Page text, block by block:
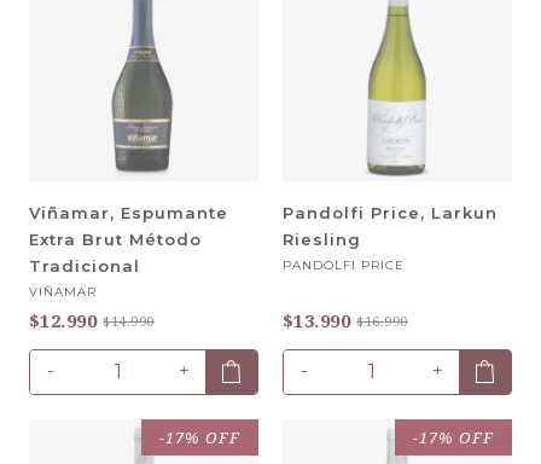
Viñamar, Espumante
Extra Brut Método
Tradicional
VIÑAMAR
$12.990 $14.990
+
-
Pandolfi Price, Larkun
Riesling
PANDOLFI PRICE
$13.990 $16.990
+
-
-17% OFF -17% OFF